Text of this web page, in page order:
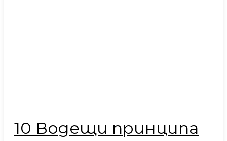
10 Водещи принципа